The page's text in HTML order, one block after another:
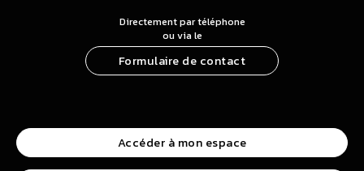
Directement par téléphone
ou via le
Formulaire de contact
Accéder à mon espace